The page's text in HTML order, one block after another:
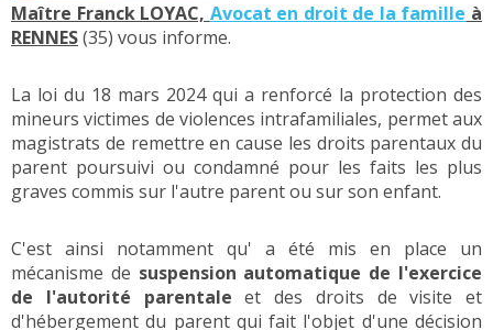
Maître Franck LOYAC, Avocat en droit de la famille à
RENNES(35) vous informe.
La loi du 18 mars 2024 qui a renforcé la protection des
mineurs victimes de violences intrafamiliales, permet aux
magistrats de remettre en cause les droits parentaux du
parent poursuivi ou condamné pour les faits les plus
graves commis sur l'autre parent ou sur son enfant.
C'est ainsi notamment qu' a été mis en place un
mécanisme de suspension automatique de l'exercice
de l'autorité parentale et des droits de visite et
d'hébergement du parent qui fait l'objet d'une décision